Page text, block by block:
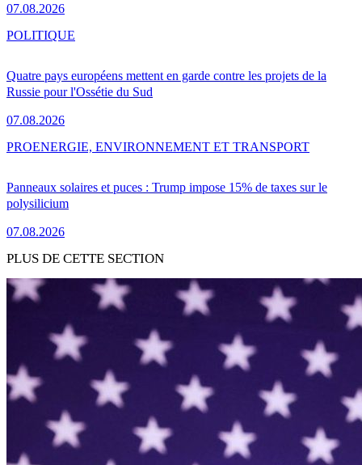
07.08.2026
Quatre pays européens mettent en garde contre les projets de la
Russie pour l'Ossétie du Sud
07.08.2026
POLITIQUE
Panneaux solaires et puces : Trump impose 15% de taxes sur le
polysilicium
07.08.2026
PROENERGIE, ENVIRONNEMENT ET TRANSPORT
PLUS DE CETTE SECTION